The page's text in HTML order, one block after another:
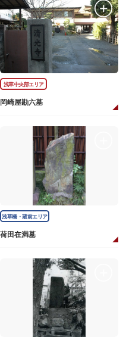
浅草中央部エリア
岡崎屋勘六墓
浅草橋・蔵前エリア
荷田在満墓